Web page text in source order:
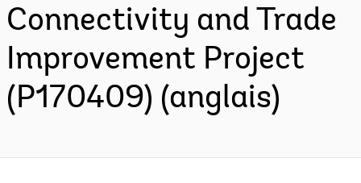
Connectivity and Trade
Improvement Project
(P170409) (anglais)